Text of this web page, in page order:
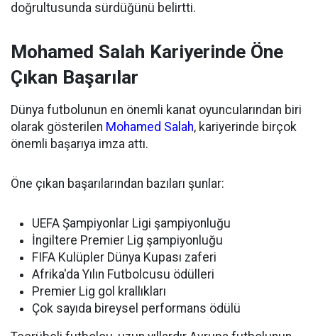
doğrultusunda sürdüğünü belirtti.
Mohamed Salah Kariyerinde Öne
Çıkan Başarılar
Dünya futbolunun en önemli kanat oyuncularından biri
olarak gösterilen Mohamed Salah, kariyerinde birçok
önemli başarıya imza attı.
Öne çıkan başarılarından bazıları şunlar:
UEFA Şampiyonlar Ligi şampiyonluğu
İngiltere Premier Lig şampiyonluğu
FIFA Kulüpler Dünya Kupası zaferi
Afrika'da Yılın Futbolcusu ödülleri
Premier Lig gol krallıkları
Çok sayıda bireysel performans ödülü